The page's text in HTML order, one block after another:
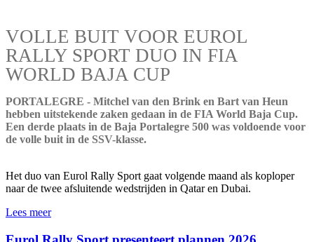
VOLLE BUIT VOOR EUROL
RALLY SPORT DUO IN FIA
WORLD BAJA CUP
PORTALEGRE - Mitchel van den Brink en Bart van Heun
hebben uitstekende zaken gedaan in de FIA World Baja Cup.
Een derde plaats in de Baja Portalegre 500 was voldoende voor
de volle buit in de SSV-klasse.
Het duo van Eurol Rally Sport gaat volgende maand als koploper
naar de twee afsluitende wedstrijden in Qatar en Dubai.
Lees meer